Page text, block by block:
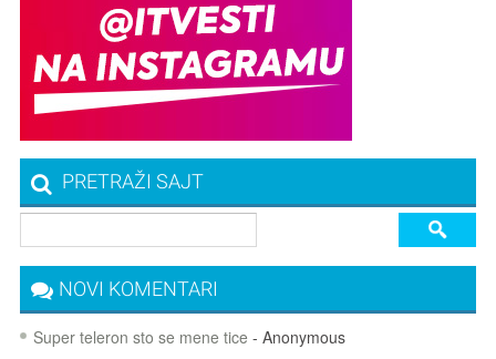
PRETRAŽI SAJT
NOVI KOMENTARI
Super teleron sto se mene tice - Anonymous